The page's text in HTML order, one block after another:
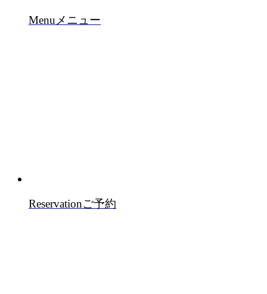
Menu メニュー
Reservationご予約